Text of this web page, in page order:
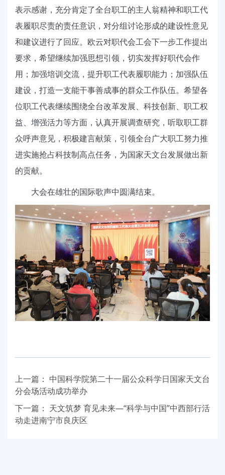
表示感谢，充分肯定了全台职工的主人翁精神和职工代
表履职尽责的责任意识，对分组讨论形成的建设性意见
和建议进行了回应。欧云对职代会工会下一步工作提出
要求，希望继续加强思想引领，切实发挥好职代会作
用；加强培训交流，提升职工代表履职能力；加强队伍
建设，打造一支能干事善成事的群众工作队伍。希望各
位职工代表继续围绕全台改革发展、科技创新、职工权
益、增强活力等方面，认真开展调查研究，听取职工群
众呼声意见，积极建言献策，引领全台广大职工努力推
进实施抢占科技制高点任务，为国家天文台发展做出新
的贡献。
大会在雄壮的国际歌声中圆满结束。
上一篇： 中国科学院第二十一届公众科学日国家天文台
分会场活动成功举办
下一篇： 天文筑梦 育见未来—“科学与中国”中西部行活
动走进南宁市良庆区